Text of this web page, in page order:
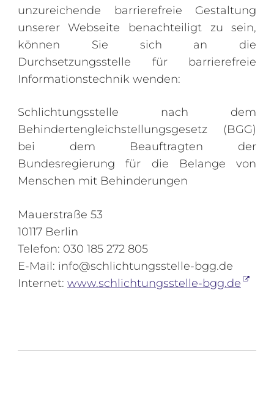
unzureichende barrierefreie Gestaltung
unserer Webseite benachteiligt zu sein,
können Sie sich an die
Durchsetzungsstelle für barrierefreie
Informationstechnik wenden:
Schlichtungsstelle nach dem
Behindertengleichstellungsgesetz (BGG)
bei dem Beauftragten der
Bundesregierung für die Belange von
Menschen mit Behinderungen
Mauerstraße 53
10117 Berlin
Telefon: 030 185 272 805
E-Mail: info@schlichtungsstelle-bgg.de
Internet: www.schlichtungsstelle-bgg.de